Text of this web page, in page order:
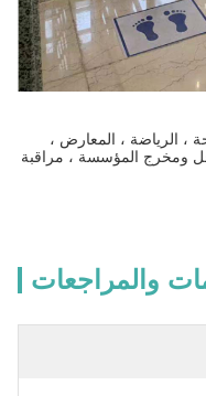
، الرياضة ، المعارض ،
ومخرج المؤسسة ، مراقبة
والمراجعات